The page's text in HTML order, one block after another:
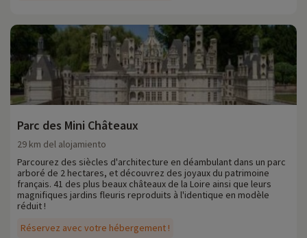
Parc des Mini Châteaux
Réservez avec votre hébergement !
29 km del alojamiento
Parcourez des siècles d'architecture en déambulant dans un parc
arboré de 2 hectares, et découvrez des joyaux du patrimoine
français. 41 des plus beaux châteaux de la Loire ainsi que leurs
magnifiques jardins fleuris reproduits à l'identique en modèle
réduit !